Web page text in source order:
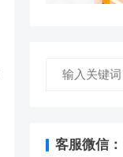
客服微信：